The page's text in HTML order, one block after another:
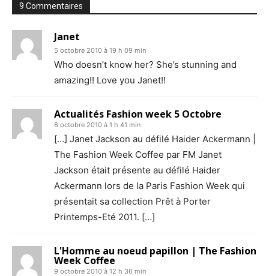
9 Commentaires
Janet
5 octobre 2010 à 19 h 09 min
Who doesn’t know her? She’s stunning and
amazing!! Love you Janet!!
Actualités Fashion week 5 Octobre
6 octobre 2010 à 1 h 41 min
[…] Janet Jackson au défilé Haider Ackermann |
The Fashion Week Coffee par FM Janet
Jackson était présente au défilé Haider
Ackermann lors de la Paris Fashion Week qui
présentait sa collection Prêt à Porter
Printemps-Eté 2011. […]
L'Homme au noeud papillon | The Fashion
Week Coffee
9 octobre 2010 à 12 h 36 min